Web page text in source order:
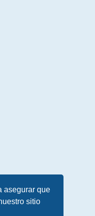
asegurar que
sitio